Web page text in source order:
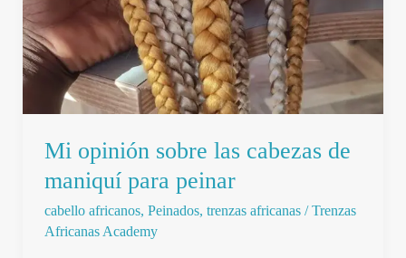
Mi opinión sobre las cabezas de
maniquí para peinar
cabello africanos, Peinados, trenzas africanas/Trenzas
Africanas Academy